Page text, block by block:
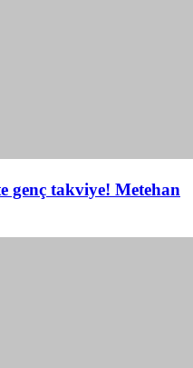
genç takviye! Metehan